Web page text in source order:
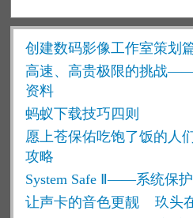
创建数码影像工作室策划
高速、高贵极限的挑战
资料
蚂蚁下载技巧四则
愿上苍保佑吃饱了饭的
攻略
System Safe Ⅱ——系统保
让声卡的音色更靓
玖头